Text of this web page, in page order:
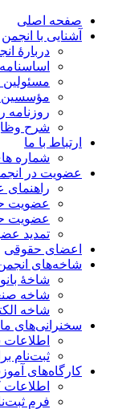
صفحه اصلی
آشنایی با انجمن
دربارۀ
اساسنامه
مسئولین
مؤسسین
روزنامه
شرح وظایف
ارتباط با ما
شماره
عضویت در انجمن
راهنمای
عضویت
عضویت
تمدید
اعضای حقوقی
شاخه‌های انجمن
شاخۀ
شاخه
شاخه‌
سخنرانی‌های
اطلاعات
ثبت‌نام
کارگاه‌های
اطلاعات
فرم